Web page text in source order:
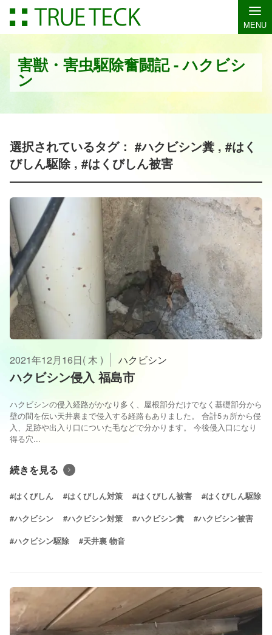
MENU
害獣・害虫駆除奮闘記 - ハクビシ
ン
選択されているタグ： #ハクビシン糞 , #はく
びしん駆除 , #はくびしん被害
2021年12月16日( 木 ) ハクビシン
ハクビシン侵入 福島市
ハクビシンの侵入経路がかなり多く、屋根部分だけでなく基礎部分から
壁の間を伝い天井裏まで侵入する経路もありました。 合計5ヵ所から侵
入、足跡や出入り口についた毛などで分かります。 今後侵入口になり
得る穴...
続きを見る
#はくびしん #はくびしん対策 #はくびしん被害 #はくびしん駆除
#ハクビシン #ハクビシン対策 #ハクビシン糞 #ハクビシン被害
#ハクビシン駆除 #天井裏 物音